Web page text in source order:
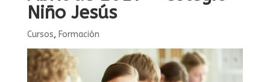
Niño Jesús
Cursos, Formación